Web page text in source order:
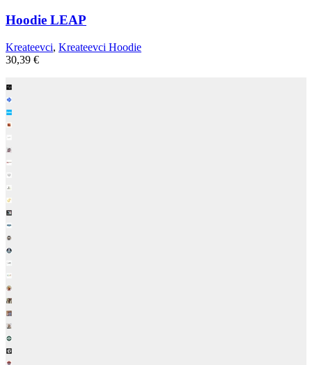
Hoodie LEAP
Kreateevci, Kreateevci Hoodie
30,39 €